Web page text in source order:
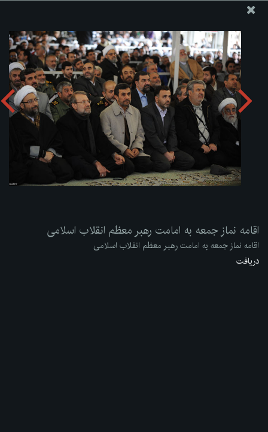
ارسال نامه
وجوهات
اقامه نماز جمعه به امامت رهبر معظم انقلاب اسلامی
دریافت آلبوم:zip
اقامه نماز جمعه به امامت رهبر معظم انقلاب اسلامی
اقامه نماز جمعه به امامت رهبر معظم انقلاب اسلامی
دریافت